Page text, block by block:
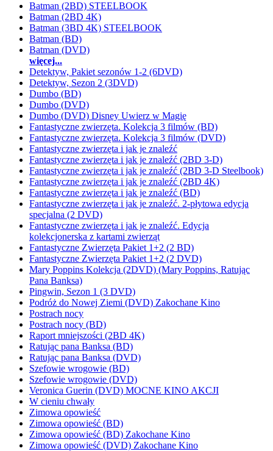
Batman (2BD) STEELBOOK
Batman (2BD 4K)
Batman (3BD 4K) STEELBOOK
Batman (BD)
Batman (DVD)
więcej...
Detektyw, Pakiet sezonów 1-2 (6DVD)
Detektyw, Sezon 2 (3DVD)
Dumbo (BD)
Dumbo (DVD)
Dumbo (DVD) Disney Uwierz w Magię
Fantastyczne zwierzęta. Kolekcja 3 filmów (BD)
Fantastyczne zwierzęta. Kolekcja 3 filmów (DVD)
Fantastyczne zwierzęta i jak je znaleźć
Fantastyczne zwierzęta i jak je znaleźć (2BD 3-D)
Fantastyczne zwierzęta i jak je znaleźć (2BD 3-D Steelbook)
Fantastyczne zwierzęta i jak je znaleźć (2BD 4K)
Fantastyczne zwierzęta i jak je znaleźć (BD)
Fantastyczne zwierzęta i jak je znaleźć. 2-płytowa edycja
specjalna (2 DVD)
Fantastyczne zwierzęta i jak je znaleźć. Edycja
kolekcjonerska z kartami zwierząt
Fantastyczne Zwierzęta Pakiet 1+2 (2 BD)
Fantastyczne Zwierzęta Pakiet 1+2 (2 DVD)
Mary Poppins Kolekcja (2DVD) (Mary Poppins, Ratując
Pana Banksa)
Pingwin, Sezon 1 (3 DVD)
Podróż do Nowej Ziemi (DVD) Zakochane Kino
Postrach nocy
Postrach nocy (BD)
Raport mniejszości (2BD 4K)
Ratując pana Banksa (BD)
Ratując pana Banksa (DVD)
Szefowie wrogowie (BD)
Szefowie wrogowie (DVD)
Veronica Guerin (DVD) MOCNE KINO AKCJI
W cieniu chwały
Zimowa opowieść
Zimowa opowieść (BD)
Zimowa opowieść (BD) Zakochane Kino
Zimowa opowieść (DVD) Zakochane Kino